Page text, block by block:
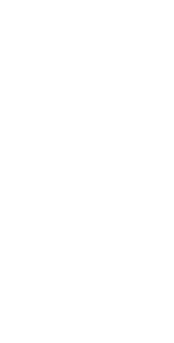
La investigación
de los
parte de ciertos
Según
permanente’
una parte de los
que pudieran
el resto establecía